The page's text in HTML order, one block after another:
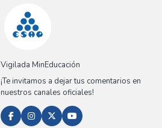
Vigilada MinEducación
¡Te invitamos a dejar tus comentarios en
nuestros canales oficiales!